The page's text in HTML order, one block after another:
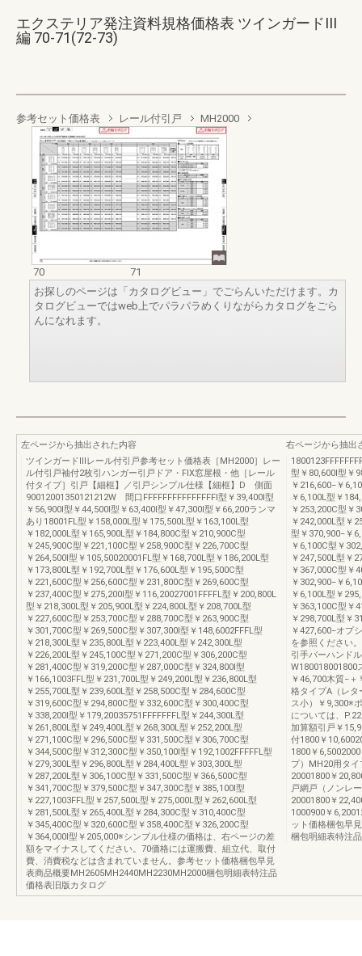
エクステリア発注資料規格価格表 ツインガードIII
編 70-71(72-73)
参考セット価格表 レール付引戸 MH2000
70
71
お探しのページは「カタログビュー」でごらんいただけます。カ
タログビューではweb上でパラパラめくりながらカタログをごら
んになれます。
左ページから抽出された内容
ツインガードⅢレール付引戸参考セット価格表［MH2000］レー
ル付引戸袖付2枚引ハンガー引戸ドア・FIX窓屋根・他［レール
付タイプ］引戸【細框】／引戸シンプル仕様【細框】D 側面
90012001350121212W 間口FFFFFFFFFFFFFFFI型￥39,400I型
￥56,900I型￥44,500I型￥63,400I型￥47,300I型￥66,200ランマ
あり18001FL型￥158,000L型￥175,500L型￥163,100L型
￥182,000L型￥165,900L型￥184,800C型￥210,900C型
￥245,900C型￥221,100C型￥258,900C型￥226,700C型
￥264,500I型￥105,50020001FL型￥168,700L型￥186,200L型
￥173,800L型￥192,700L型￥176,600L型￥195,500C型
￥221,600C型￥256,600C型￥231,800C型￥269,600C型
￥237,400C型￥275,200I型￥116,20027001FFFFL型￥200,800L
型￥218,300L型￥205,900L型￥224,800L型￥208,700L型
￥227,600C型￥253,700C型￥288,700C型￥263,900C型
￥301,700C型￥269,500C型￥307,300I型￥148,6002FFFL型
￥218,300L型￥235,800L型￥223,400L型￥242,300L型
￥226,200L型￥245,100C型￥271,200C型￥306,200C型
￥281,400C型￥319,200C型￥287,000C型￥324,800I型
￥166,1003FFL型￥231,700L型￥249,200L型￥236,800L型
￥255,700L型￥239,600L型￥258,500C型￥284,600C型
￥319,600C型￥294,800C型￥332,600C型￥300,400C型
￥338,200I型￥179,20035751FFFFFFFL型￥244,300L型
￥261,800L型￥249,400L型￥268,300L型￥252,200L型
￥271,100C型￥296,500C型￥331,500C型￥306,700C型
￥344,500C型￥312,300C型￥350,100I型￥192,1002FFFFFL型
￥279,300L型￥296,800L型￥284,400L型￥303,300L型
￥287,200L型￥306,100C型￥331,500C型￥366,500C型
￥341,700C型￥379,500C型￥347,300C型￥385,100I型
￥227,1003FFL型￥257,500L型￥275,000L型￥262,600L型
￥281,500L型￥265,400L型￥284,300C型￥310,400C型
￥345,400C型￥320,600C型￥358,400C型￥326,200C型
￥364,000I型￥205,000※シンプル仕様の価格は、右ページの差
額をマイナスしてください。70価格には運搬費、組立代、取付
費、消費税などは含まれていません。参考セット価格梱包早見
表商品概要MH2605MH2440MH2230MH2000梱包明細表特注品
価格表旧版カタログ
右ページから抽出
型￥80,600I型￥
￥216,600−￥
￥6,100L型￥
￥253,200C型￥
￥242,000L型￥
型￥370,900−￥
￥6,100C型￥
￥247,500L型￥
￥367,000C型￥
￥302,900−￥
￥6,100L型￥
￥363,100C型￥
￥298,700L型￥
￥427,600−オプ
を参照ください
引手バーハンド
W180018001800
￥46,700木質−
格タイプA（レタ
ス小）￥9,300※
については、
加算額引戸￥
付1800￥
1800￥
プ）MH20用タ
20001800￥
戸網戸（ノンレ
20001800￥
1000900￥
ット価格梱包早
梱包明細表特注